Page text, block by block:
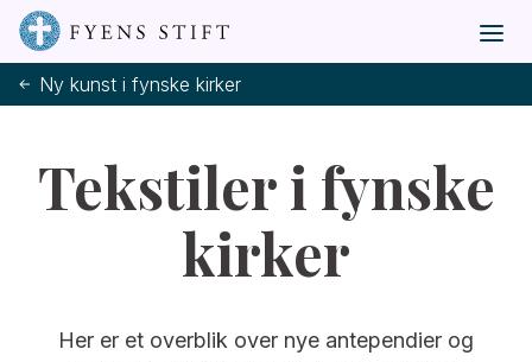
Ny kunst i fynske kirker
Tekstiler i fynske
kirker
Her er et overblik over nye antependier og